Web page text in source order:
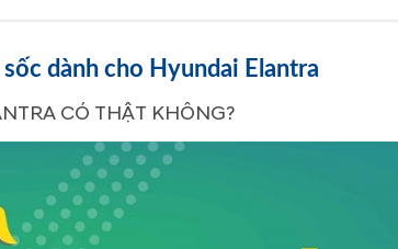
dành cho Hyundai Elantra
CÓ THẬT KHÔNG?